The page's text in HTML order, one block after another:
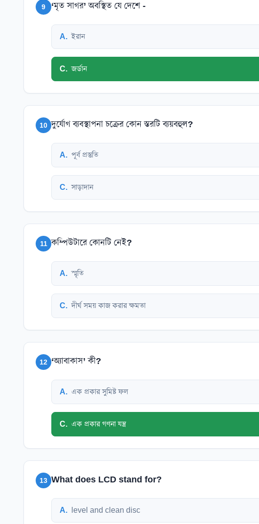
9 ‘মৃত সাগর’ অবস্থিত যে দেশে -
A. ইরান
C. জর্ডান
10 দুর্যোগ ব্যবস্থাপনা চক্রের কোন স্তরটি ব্যয়বহুল?
A. পূর্ব প্রস্তুতি
C. সাড়াদান
11 কম্পিউটারে কোনটি নেই?
A. স্মৃতি
C. দীর্ঘ সময় কাজ করার ক্ষমতা
12 ‘অ্যাবাকাস’ কী?
A. এক প্রকার সুমিষ্ট ফল
C. এক প্রকার গণনা যন্ত্র
13 What does LCD stand for?
A. level and clean disc